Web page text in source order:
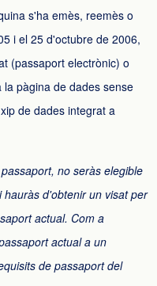
s'ha emès, reemès o
i el 25 d'octubre de 2006,
(passaport electrònic) o
pàgina de dades sense
de dades integrat a
no seràs elegible
d'obtenir un visat per
actual. Com a
actual a un
de passaport del